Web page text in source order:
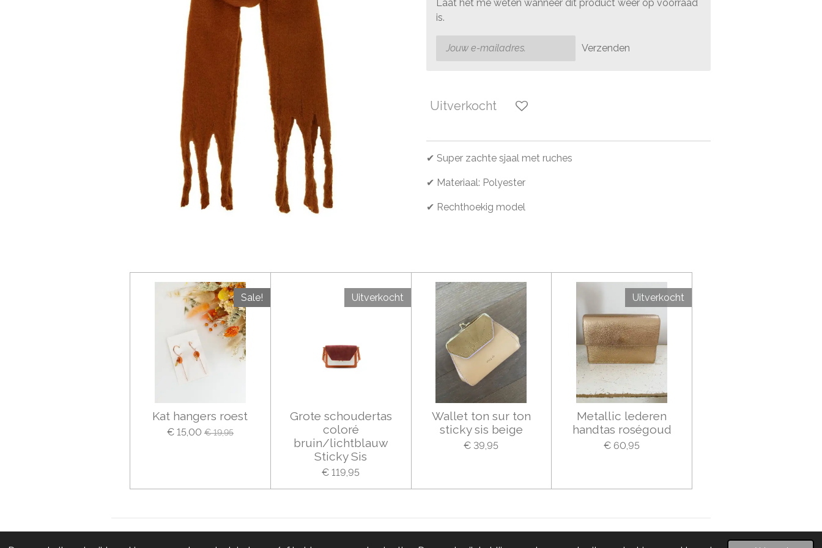
Laat het me weten wanneer dit product weer op voorraad
is.
Verzenden
Uitverkocht
✔ Super zachte sjaal met ruches
✔ Materiaal: Polyester
✔ Rechthoekig model
Sale!
Kat hangers roest
€ 15,00 € 19,95
Uitverkocht
Grote schoudertas
coloré
bruin/lichtblauw
Sticky Sis
€ 119,95
Wallet ton sur ton
sticky sis beige
€ 39,95
Uitverkocht
Metallic lederen
handtas roségoud
€ 60,95
© 2020 - 2026 Studio Wowters Powered by JouwWeb